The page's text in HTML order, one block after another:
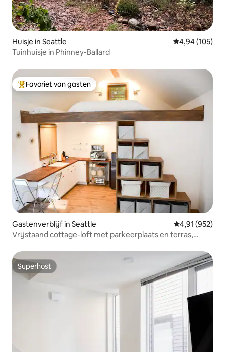
Huisje in Seattle Gemiddelde
4,94 (105)
Tuinhuisje in Phinney-Ballard
Topfavoriet van gasten
Favoriet van gasten
Gastenverblijf in Seattle Gemiddelde
4,91 (952)
Vrijstaand cottage-loft met parkeerplaats en terras,
Superhost
Superhost